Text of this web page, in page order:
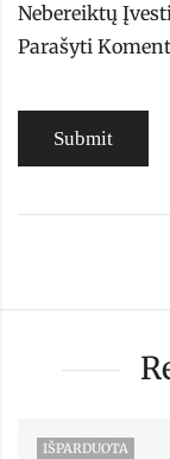
Nebereiktų
Parašyti
IŠPARDUOTA